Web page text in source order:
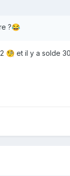
?😂
🧐 et il y a solde